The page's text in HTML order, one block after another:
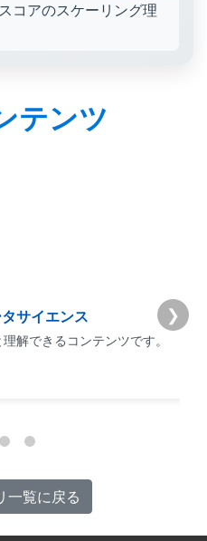
アのスケーリング理
テンツ
❯
サイエンス
解できるコンテンツです。
一覧に戻る